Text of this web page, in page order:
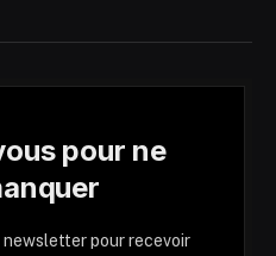
pour ne
pour recevoir